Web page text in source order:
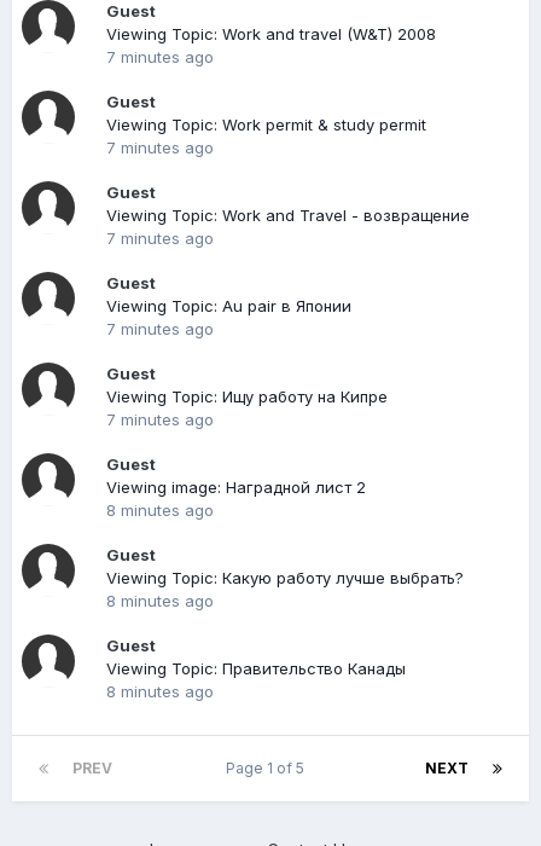
Guest
Viewing Topic: Work and travel (W&T) 2008
7 minutes ago
Guest
Viewing Topic: Work permit & study permit
7 minutes ago
Guest
Viewing Topic: Work and Travel - возвращение
7 minutes ago
Guest
Viewing Topic: Au pair в Японии
7 minutes ago
Guest
Viewing Topic: Ищу работу на Кипре
7 minutes ago
Guest
Viewing image: Наградной лист 2
8 minutes ago
Guest
Viewing Topic: Какую работу лучше выбрать?
8 minutes ago
Guest
Viewing Topic: Правительство Канады
8 minutes ago
PREV NEXT
Page 1 of 5